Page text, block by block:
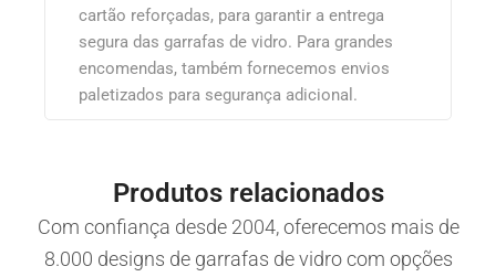
cartão reforçadas, para garantir a entrega
segura das garrafas de vidro. Para grandes
encomendas, também fornecemos envios
paletizados para segurança adicional.
Produtos relacionados
Com confiança desde 2004, oferecemos mais de
8.000 designs de garrafas de vidro com opções